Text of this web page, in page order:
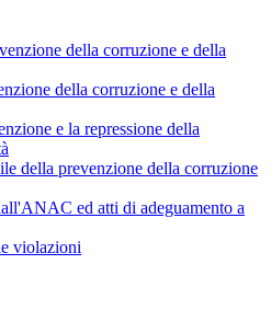
della corruzione e della
della corruzione e della
e la repressione della
della prevenzione della corruzione
ed atti di adeguamento a
violazioni